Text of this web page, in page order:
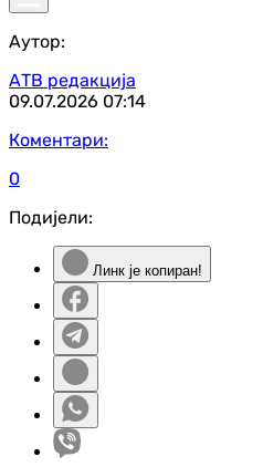
Аутор:
АТВ редакција
09.07.2026 07:14
Коментари:
0
Подијели:
Линк је копиран!